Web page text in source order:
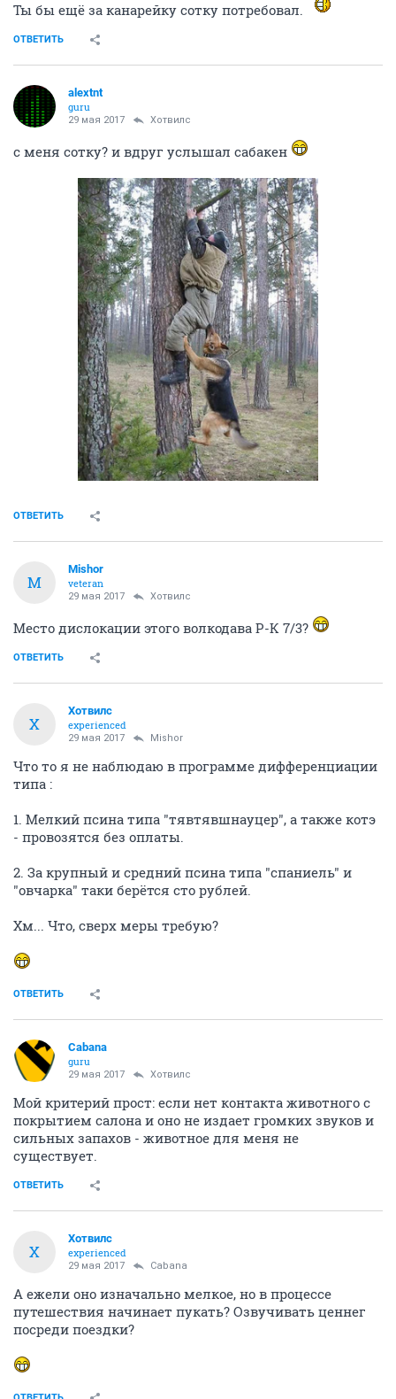
Ты бы ещё за канарейку сотку потребовал.
ОТВЕТИТЬ
alextnt
guru
29 мая 2017 Хотвилс
с меня сотку? и вдруг услышал сабакен
ОТВЕТИТЬ
M
Mishor
veteran
29 мая 2017 Хотвилс
Место дислокации этого волкодава Р-К 7/3?
ОТВЕТИТЬ
Х
Хотвилс
experienced
29 мая 2017 Mishor
Что то я не наблюдаю в программе дифференциации
типа :
1. Мелкий псина типа "тявтявшнауцер", а также котэ
- провозятся без оплаты.
2. За крупный и средний псина типа "спаниель" и
"овчарка" таки берётся сто рублей.
Хм... Что, сверх меры требую?
ОТВЕТИТЬ
Cabana
guru
29 мая 2017 Хотвилс
Мой критерий прост: если нет контакта животного с
покрытием салона и оно не издает громких звуков и
сильных запахов - животное для меня не
существует.
ОТВЕТИТЬ
Х
Хотвилс
experienced
29 мая 2017 Cabana
А ежели оно изначально мелкое, но в процессе
путешествия начинает пукать? Озвучивать ценнег
посреди поездки?